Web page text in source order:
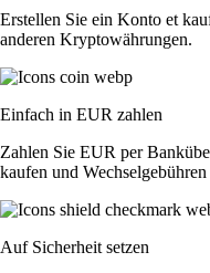
Erstellen Sie ein Konto et
anderen Kryptowährungen.
Einfach in EUR zahlen
Zahlen Sie EUR per
kaufen und Wechselgebühren
Auf Sicherheit setzen